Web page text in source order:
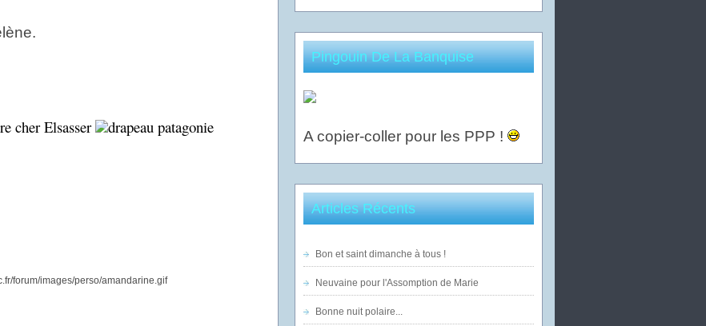
cher Elsasser
Pingouin De La Banquise
A copier-coller pour les PPP !
Articles Récents
Bon et saint dimanche à tous !
Neuvaine pour l'Assomption de Marie
Bonne nuit polaire...